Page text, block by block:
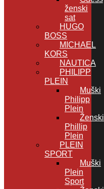
ženski
sat
HUGO
BOSS
MICHAEL
KORS
NAUTICA
PHILIPP
PLEIN
Muški
Philipp
Plein
Ženski
Phillip
Plein
PLEIN
SPORT
Muški
Plein
Sport